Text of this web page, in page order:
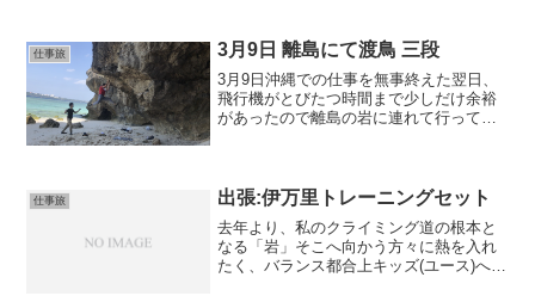
る。。〜翌日、ゆっ...
仕事旅 3月9日 離島にて渡鳥 三段
3月9日沖縄での仕事を無事終えた翌日、
飛行機がとびたつ時間まで少しだけ余裕
があったので離島の岩に連れて行っても
が様々なアングルで写真...
仕事旅 出張:伊万里トレーニングセット
去年より、私のクライミング道の根本と
なる「岩」そこへ向かう方々に熱を入れ
たく、バランス都合上キッズ(ユース)への